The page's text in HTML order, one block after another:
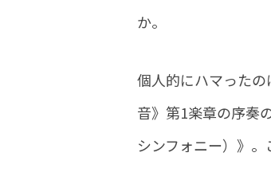
か。
個人的にハマった
音》第1楽章の序奏
シンフォニー）》。